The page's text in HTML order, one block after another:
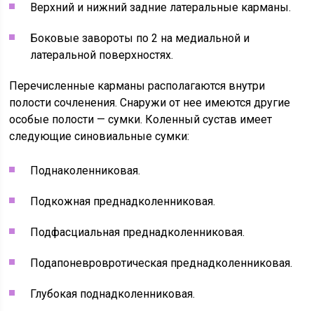
Верхний и нижний задние латеральные карманы.
Боковые завороты по 2 на медиальной и
латеральной поверхностях.
Перечисленные карманы располагаются внутри
полости сочленения. Снаружи от нее имеются другие
особые полости — сумки. Коленный сустав имеет
следующие синовиальные сумки:
Поднаколенниковая.
Подкожная преднадколенниковая.
Подфасциальная преднадколенниковая.
Подапоневровротическая преднадколенниковая.
Глубокая поднадколенниковая.